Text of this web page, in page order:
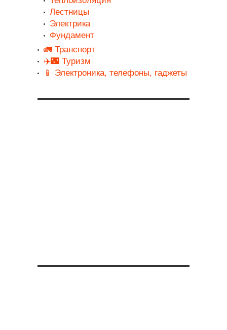
Лестницы
Электрика
Фундамент
🚛 Транспорт
✈️🌃 Туризм
📱 Электроника, телефоны, гаджеты